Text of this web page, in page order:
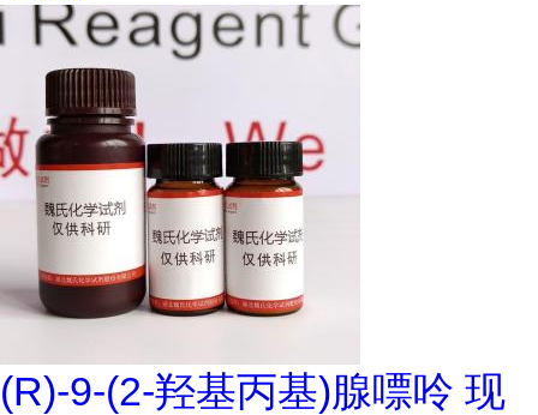
(R)-9-(2-羟基丙基)腺嘌呤 现